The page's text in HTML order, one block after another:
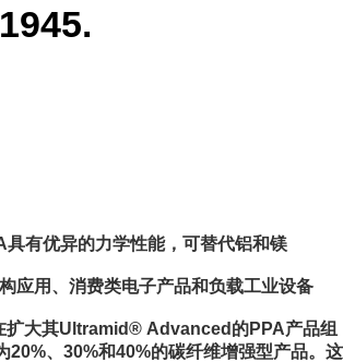
具有优异的力学性能，可替代铝和镁
应用、消费类电子产品和负载工业设备
扩大其Ultramid® Advanced的PPA产品组
20%、30%和40%的碳纤维增强型产品。这